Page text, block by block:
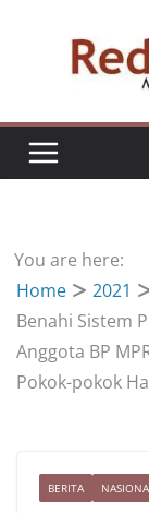
You are here:
Home
2021
Benahi Sistem
Anggota BP
Pokok-pokok
BERITA